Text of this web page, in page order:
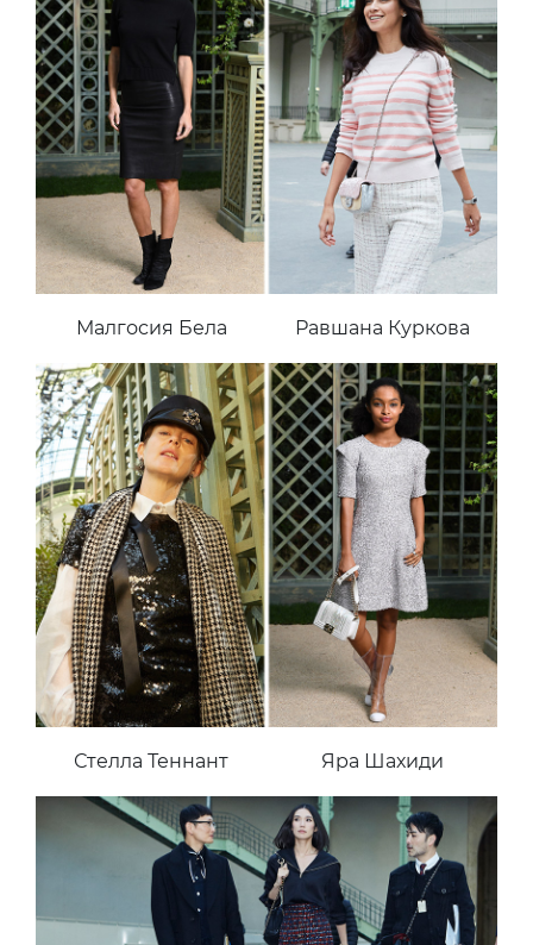
Малгосия Бела Равшана Куркова
Стелла Теннант Яра Шахиди